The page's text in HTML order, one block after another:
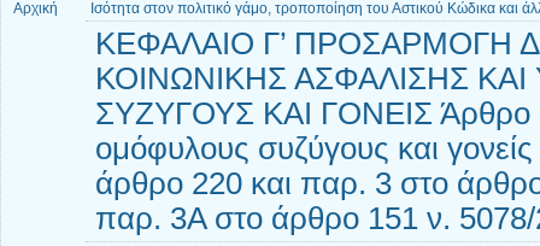
Αρχική Ισότητα στον πολιτικό γάμο, τροποποίηση του Αστικού Κώδικα και
ΚΕΦΑΛΑΙΟ Γ’ ΠΡΟΣΑΡΜΟΓΗ
ΚΟΙΝΩΝΙΚΗΣ ΑΣΦΑΛΙΣΗΣ
ΣΥΖΥΓΟΥΣ ΚΑΙ ΓΟΝΕΙΣ Άρθρο
ομόφυλους συζύγους και
άρθρο 220 και παρ. 3 στο
παρ. 3Α στο άρθρο 151 ν.